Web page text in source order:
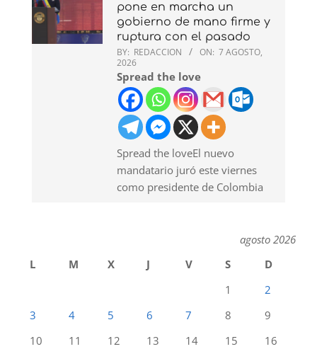
pone en marcha un
gobierno de mano firme y
ruptura con el pasado
BY: REDACCION ON: 7 AGOSTO,
2026
Spread the love
Spread the loveEl nuevo
mandatario juró este viernes
como presidente de Colombia
agosto 2026
L
M X J V S
D
1
2
3
4 5 6 7 8
9
10
11 12 13 14 15
16